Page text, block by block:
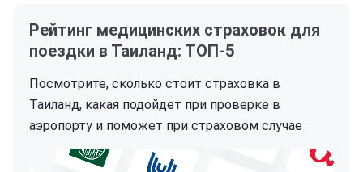
Рейтинг медицинских страховок для
поездки в Таиланд: ТОП-5
Посмотрите, сколько стоит страховка в
Таиланд, какая подойдет при проверке в
аэропорту и поможет при страховом случае